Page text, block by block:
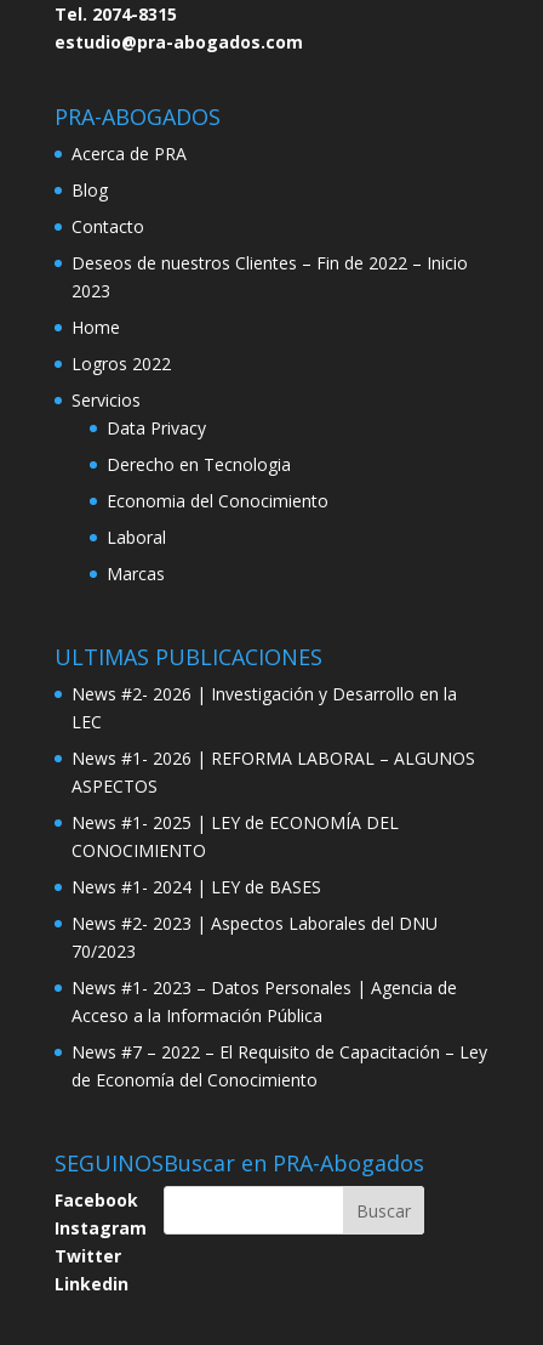
Tel. 2074-8315
estudio@pra-abogados.com
PRA-ABOGADOS
Acerca de PRA
Blog
Contacto
Deseos de nuestros Clientes – Fin de 2022 – Inicio
2023
Home
Logros 2022
Servicios
Data Privacy
Derecho en Tecnologia
Economia del Conocimiento
Laboral
Marcas
ULTIMAS PUBLICACIONES
News #2- 2026 | Investigación y Desarrollo en la
LEC
News #1- 2026 | REFORMA LABORAL – ALGUNOS
ASPECTOS
News #1- 2025 | LEY de ECONOMÍA DEL
CONOCIMIENTO
News #1- 2024 | LEY de BASES
News #2- 2023 | Aspectos Laborales del DNU
70/2023
News #1- 2023 – Datos Personales | Agencia de
Acceso a la Información Pública
News #7 – 2022 – El Requisito de Capacitación – Ley
de Economía del Conocimiento
SEGUINOS
Facebook
Instagram
Twitter
Linkedin
Buscar en PRA-Abogados